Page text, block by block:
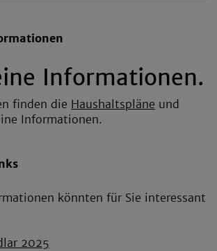
Informationen.
finden die Haushaltspläne und
Informationen.
könnten für Sie interessant
2025